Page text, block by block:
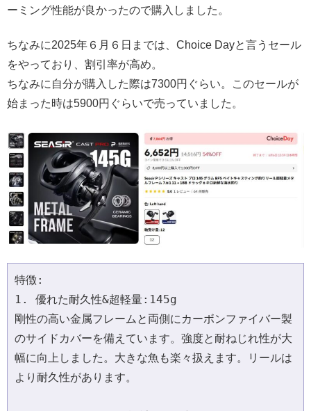
ーミング性能が良かったので購入しました。
ちなみに2025年６月６日までは、Choice Dayと言うセール
をやっており、割引率が高め。
ちなみに自分が購入した際は7300円ぐらい。このセールが
始まった時は5900円ぐらいで売っていました。
特徴:
1. 優れた耐久性&超軽量:145g
剛性の高い金属フレームと両側にカーボンファイバー製
のサイドカバーを備えています。強度と耐ねじれ性が大
幅に向上しました。大きな魚も楽々扱えます。リールは
より耐久性があります。